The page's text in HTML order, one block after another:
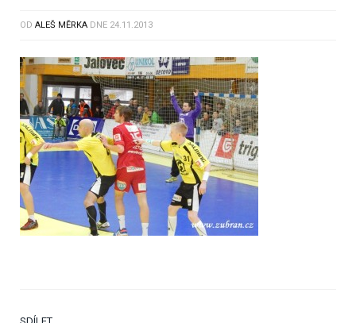
OD ALEŠ MĚRKA DNE 24.11.2013